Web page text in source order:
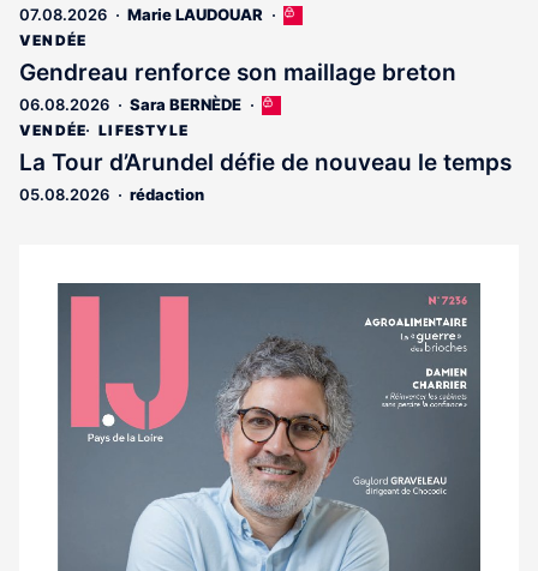
07.08.2026 Marie LAUDOUAR
Cet
réservé
VENDÉE
Gendreau renforce son maillage breton
06.08.2026 Sara BERNÈDE
Cet
réservé
VENDÉE LIFESTYLE
La Tour d’Arundel défie de nouveau le temps
05.08.2026 rédaction
Notre
magazine